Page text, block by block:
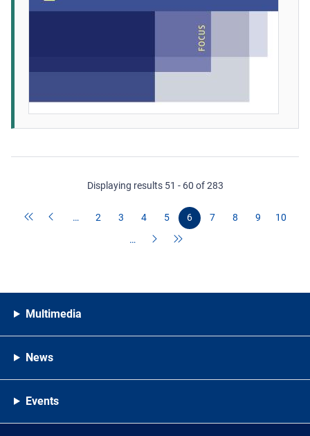
Displaying results 51 - 60 of 283
… 2 3 4 5 6 7 8 9
10
…
Multimedia
News
Events